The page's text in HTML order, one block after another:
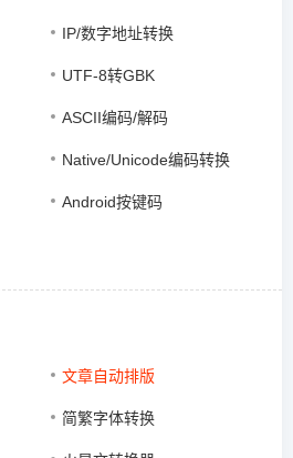
IP/数字地址转换
UTF-8转GBK
ASCII编码/解码
Native/Unicode编码转换
Android按键码
文章自动排版
简繁字体转换